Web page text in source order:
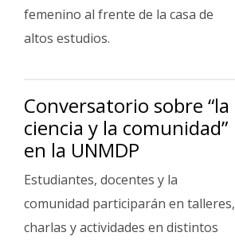
femenino al frente de la casa de
altos estudios.
Conversatorio sobre “la
ciencia y la comunidad”
en la UNMDP
Estudiantes, docentes y la
comunidad participarán en talleres,
charlas y actividades en distintos